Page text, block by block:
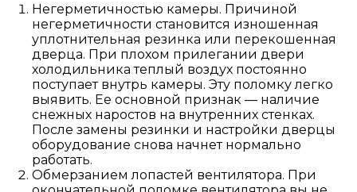
Негерметичностью камеры. Причиной
негерметичности становится изношенная
уплотнительная резинка или перекошенная
дверца. При плохом прилегании двери
холодильника теплый воздух постоянно
поступает внутрь камеры. Эту поломку легко
выявить. Ее основной признак — наличие
снежных наростов на внутренних стенках.
После замены резинки и настройки дверцы
оборудование снова начнет нормально
работать.
Обмерзанием лопастей вентилятора. При